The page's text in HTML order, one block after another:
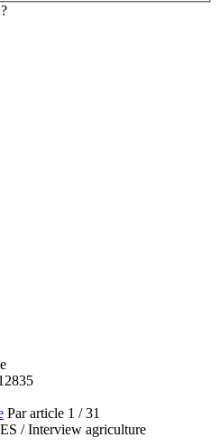
Par article 1 / 31
/ Interview agriculture